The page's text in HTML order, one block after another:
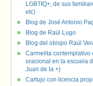
LGBTIQ+, de sus
etc)
Blog de José Antonio
Blog de Raúl Lugo
Blog del obispo Raúl
Carmelita contemplativo
oracional en la escuela
Juan de la +)
Cartujo con licencia